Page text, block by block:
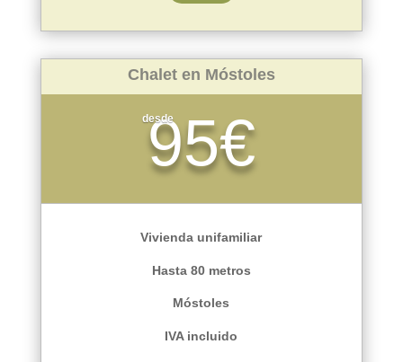
Chalet en Móstoles
desde
95€
Vivienda unifamiliar
Hasta 80 metros
Móstoles
IVA incluido